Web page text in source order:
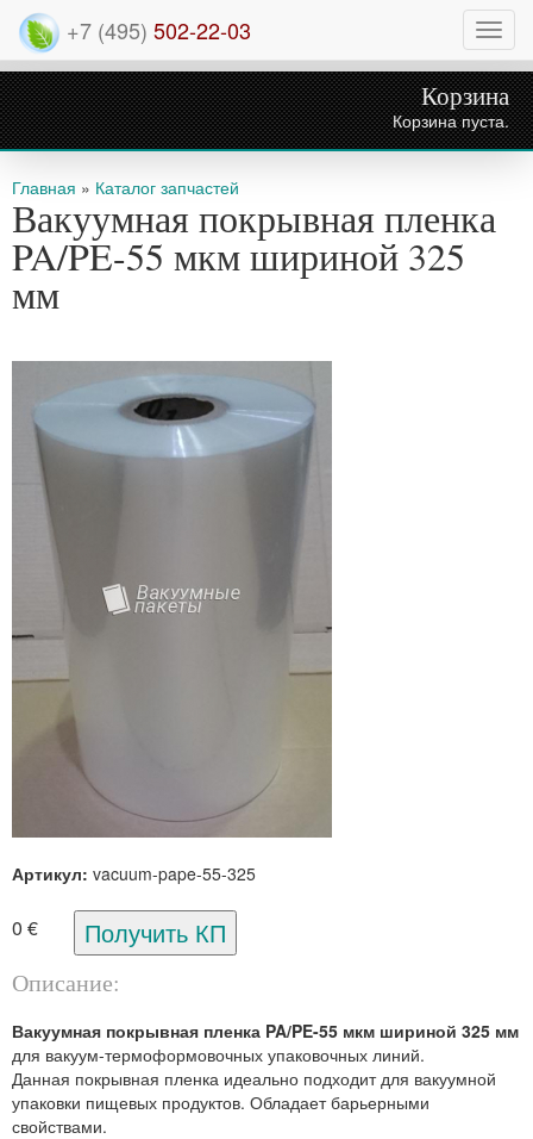
+7 (495) 502-22-03
Корзина
Корзина пуста.
Вы здесь
Главная » Каталог запчастей
Вакуумная покрывная пленка
PA/PE-55 мкм шириной 325
мм
Артикул: vacuum-pape-55-325
0 €
Описание:
Вакуумная покрывная пленка PA/PE-55 мкм шириной 325 мм
для вакуум-термоформовочных упаковочных линий.
Данная покрывная пленка идеально подходит для вакуумной
упаковки пищевых продуктов. Обладает барьерными
свойствами.